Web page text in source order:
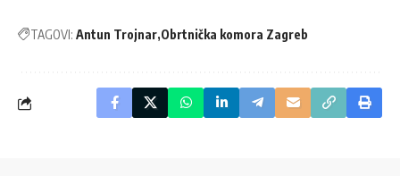
TAGOVI: Antun Trojnar Obrtnička komora Zagreb